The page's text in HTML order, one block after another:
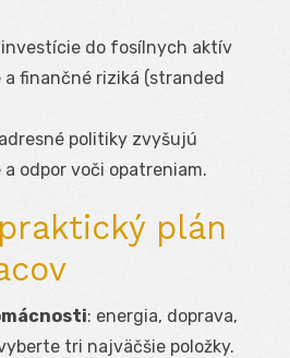
investície do fosílnych aktív
a finančné riziká (stranded
politiky zvyšujú
odpor voči opatreniam.
plán
: energia, doprava,
tri najväčšie položky.